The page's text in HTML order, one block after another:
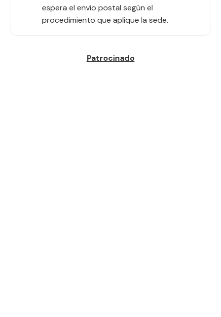
espera el envío postal según el
procedimiento que aplique la sede.